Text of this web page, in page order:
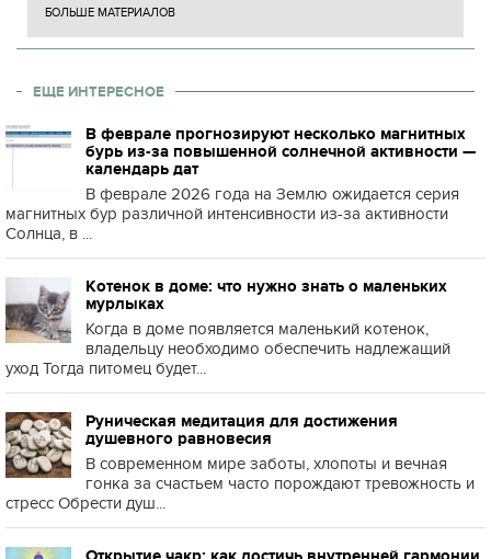
БОЛЬШЕ МАТЕРИАЛОВ
ЕЩЕ ИНТЕРЕСНОЕ
В феврале прогнозируют несколько магнитных
бурь из-за повышенной солнечной активности —
календарь дат
В феврале 2026 года на Землю ожидается серия
магнитных бур различной интенсивности из-за активности
Солнца, в ...
Котенок в доме: что нужно знать о маленьких
мурлыках
Когда в доме появляется маленький котенок,
владельцу необходимо обеспечить надлежащий
уход Тогда питомец будет...
Руническая медитация для достижения
душевного равновесия
В современном мире заботы, хлопоты и вечная
гонка за счастьем часто порождают тревожность и
стресс Обрести душ...